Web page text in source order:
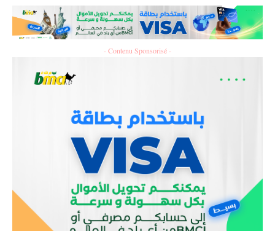
- Contenu Sponsorisé -